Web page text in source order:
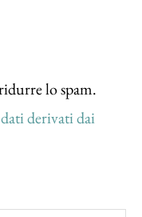
lo spam.
derivati dai